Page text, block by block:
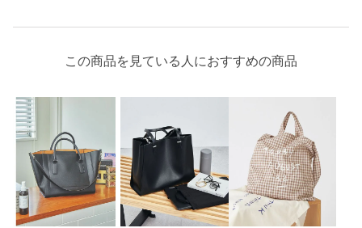
この商品を見ている人におすすめの商品